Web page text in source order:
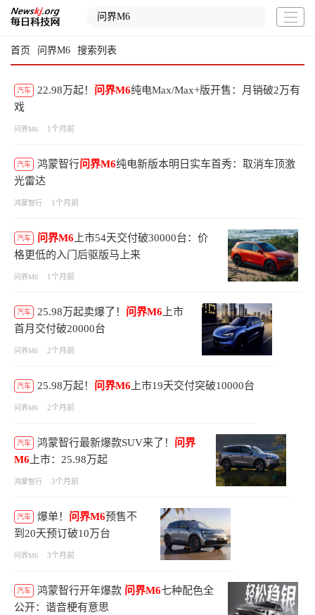
首页 问界M6 搜索列表
汽车 22.98万起！ 问界M6纯电Max/Max+版开售：月销破2万有
戏
问界M6 1个月前
汽车 鸿蒙智行问界M6纯电新版本明日实车首秀：取消车顶激
光雷达
鸿蒙智行 1个月前
汽车 问界M6 上市54天交付破30000台：价
格更低的入门后驱版马上来
问界M6 1个月前
汽车 25.98万起卖爆了！ 问界M6 上市
首月交付破20000台
问界M6 2个月前
汽车 25.98万起！ 问界M6 上市19天交付突破10000台
问界M6 2个月前
汽车 鸿蒙智行最新爆款SUV来了！ 问界
M6 上市：25.98万起
鸿蒙智行 3个月前
汽车 爆单！ 问界M6预售不
到20天预订破10万台
问界M6 3个月前
汽车 鸿蒙智行开年爆款 问界M6七种配色全
公开：谐音梗有意思